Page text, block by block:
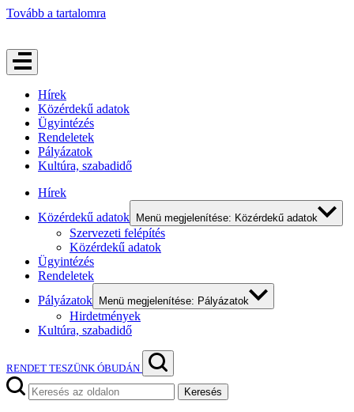
Tovább a tartalomra
Hírek
Közérdekű adatok
Ügyintézés
Rendeletek
Pályázatok
Kultúra, szabadidő
Hírek
Közérdekű adatok
Menü megjelenítése: Közérdekű adatok
Szervezeti felépítés
Közérdekű adatok
Ügyintézés
Rendeletek
Pályázatok
Menü megjelenítése: Pályázatok
Hirdetmények
Kultúra, szabadidő
RENDET TESZÜNK ÓBUDÁN
Keresés